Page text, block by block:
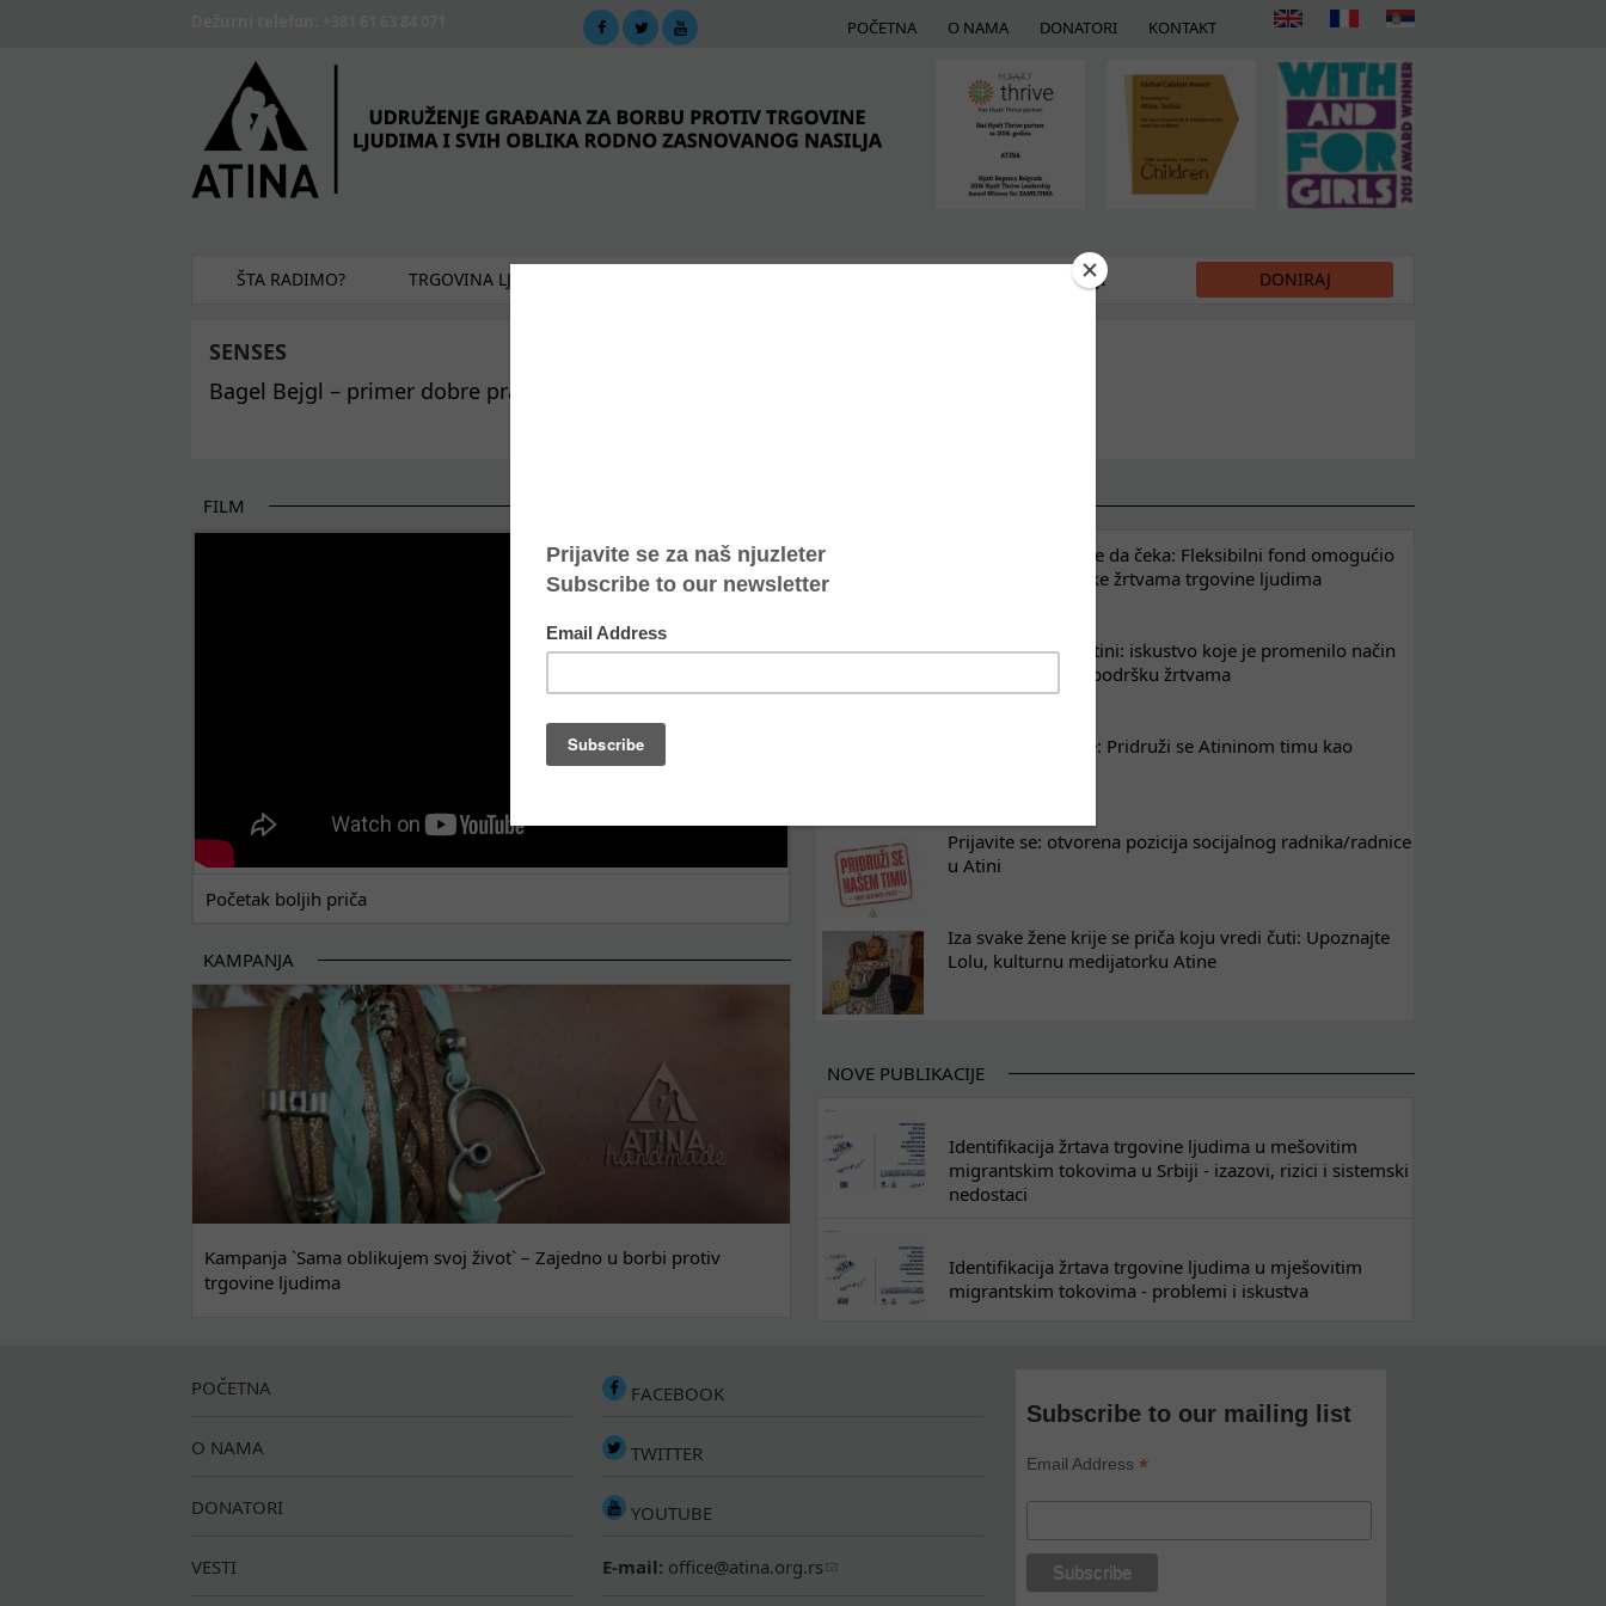
POČETNA O NAMA DONATORI KONTAKT
ŠTA RADIMO? TRGOVINA LJUDIMA MEDIJI DONIRAJ
SENSES
Bagel Bejgl – primer dobre prakse u okviru projekta SENSES
FILM
Početak boljih priča
KAMPANJA
Kampanja `Sama oblikujem svoj život` – Zajedno u borbi protiv
trgovine ljudima
Oporavak ne može da čeka: Fleksibilni fond omogućio
kontinuitet podrške žrtvama trgovine ljudima
Osam nedelja u Atini: iskustvo koje je promenilo način
na koji razumem podršku žrtvama
Tražimo pojačanje: Pridruži se Atininom timu kao
Prijavite se: otvorena pozicija socijalnog radnika/radnice
u Atini
Iza svake žene krije se priča koju vredi čuti: Upoznajte
Lolu, kulturnu medijatorku Atine
NOVE PUBLIKACIJE
Identifikacija žrtava trgovine ljudima u mešovitim
migrantskim tokovima u Srbiji - izazovi, rizici i sistemski
nedostaci
Identifikacija žrtava trgovine ljudima u mješovitim
migrantskim tokovima - problemi i iskustva
POČETNA
O NAMA
DONATORI
VESTI
FACEBOOK
TWITTER
YOUTUBE
E-mail: office@atina.org.rs
Subscribe to our mailing list
Email Address*